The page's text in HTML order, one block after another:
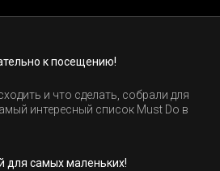
к посещению!
и что сделать, собрали для
интересный список Must Do в
для самых маленьких!